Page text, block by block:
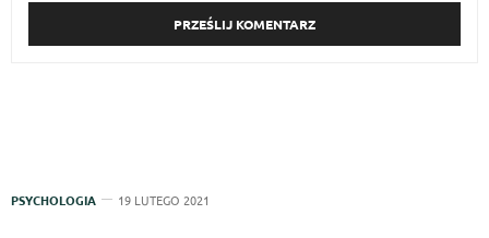
PSYCHOLOGIA 19 LUTEGO 2021